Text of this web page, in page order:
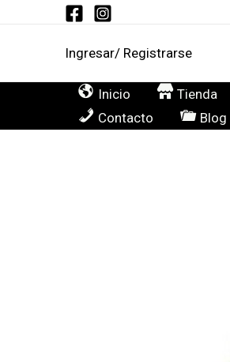
Ingresar/ Registrarse
Inicio Tienda
Contacto
Blog